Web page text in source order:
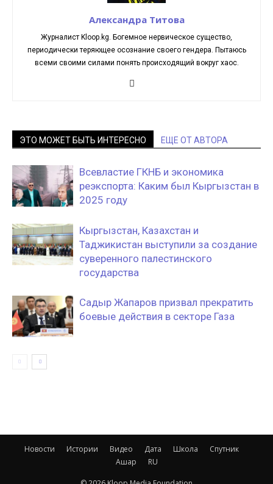
Александра Титова
Журналист Kloop.kg. Богемное нервическое существо,
периодически теряющее осознание своего гендера. Пытаюсь
всеми своими силами понять происходящий вокруг хаос.
ЭТО МОЖЕТ БЫТЬ ИНТЕРЕСНО ЕЩЕ ОТ АВТОРА
Всевластие ГКНБ и экономика
реэкспорта: Каким был Кыргызстан в
2025 году
Кыргызстан, Казахстан и
Таджикистан выступили за создание
суверенного палестинского
государства
Садыр Жапаров призвал прекратить
боевые действия в секторе Газа
Новости Истории Видео Дата Школа
Спутник
Ашар
RU